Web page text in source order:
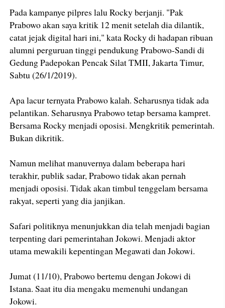
Pada kampanye pilpres lalu Rocky berjanji. "Pak
Prabowo akan saya kritik 12 menit setelah dia dilantik,
catat jejak digital hari ini," kata Rocky di hadapan ribuan
alumni perguruan tinggi pendukung Prabowo-Sandi di
Gedung Padepokan Pencak Silat TMII, Jakarta Timur,
Sabtu (26/1/2019).
Apa lacur ternyata Prabowo kalah. Seharusnya tidak ada
pelantikan. Seharusnya Prabowo tetap bersama kampret.
Bersama Rocky menjadi oposisi. Mengkritik pemerintah.
Bukan dikritik.
Namun melihat manuvernya dalam beberapa hari
terakhir, publik sadar, Prabowo tidak akan pernah
menjadi oposisi. Tidak akan timbul tenggelam bersama
rakyat, seperti yang dia janjikan.
Safari politiknya menunjukkan dia telah menjadi bagian
terpenting dari pemerintahan Jokowi. Menjadi aktor
utama mewakili kepentingan Megawati dan Jokowi.
Jumat (11/10), Prabowo bertemu dengan Jokowi di
Istana. Saat itu dia mengaku memenuhi undangan
Jokowi.